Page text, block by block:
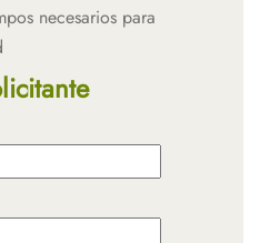
necesarios para